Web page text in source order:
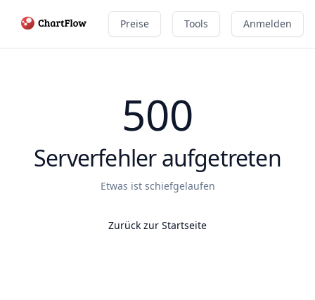
Preise Tools Anmelden
500
Serverfehler aufgetreten
Etwas ist schiefgelaufen
Zurück zur Startseite